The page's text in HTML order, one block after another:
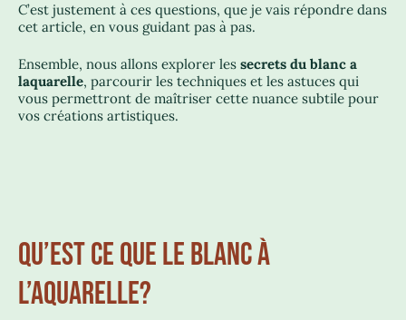
C’est justement à ces questions, que je vais répondre dans
cet article, en vous guidant pas à pas.
Ensemble, nous allons explorer les secrets du blanc a
laquarelle, parcourir les techniques et les astuces qui
vous permettront de maîtriser cette nuance subtile pour
vos créations artistiques.
QU’EST CE QUE LE BLANC À
L’AQUARELLE?